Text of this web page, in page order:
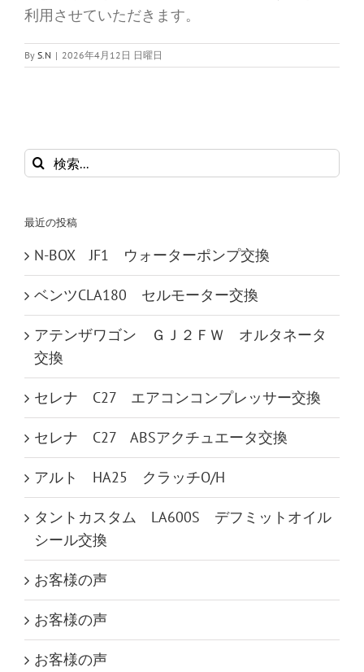
利用させていただきます。
By S.N | 2026年4月12日 日曜日
検
索
最近の投稿
N-BOX JF1 ウォーターポンプ交換
ベンツCLA180 セルモーター交換
アテンザワゴン ＧＪ２ＦＷ オルタネータ
交換
セレナ C27 エアコンコンプレッサー交換
セレナ C27 ABSアクチュエータ交換
アルト HA25 クラッチO/H
タントカスタム LA600S デフミットオイル
シール交換
お客様の声
お客様の声
お客様の声